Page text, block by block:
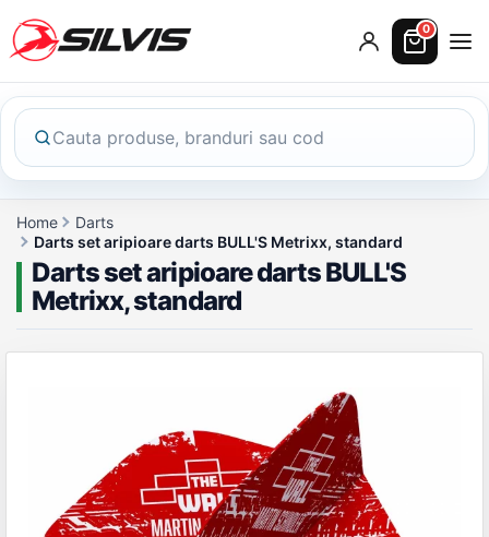
0
Home
Darts
Darts set aripioare darts BULL'S Metrixx, standard
Darts set aripioare darts BULL'S
Metrixx, standard